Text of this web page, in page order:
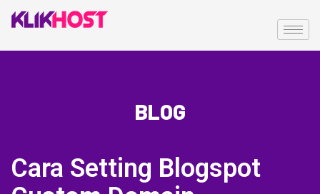
BLOG
Cara Setting Blogspot